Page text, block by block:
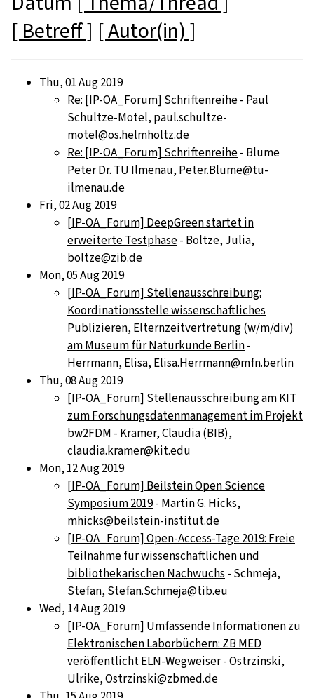
[ Betreff ] [ Autor(in) ]
Thu, 01 Aug 2019
Re: [IP-OA_Forum] Schriftenreihe- Paul
Schultze-Motel, paul.schultze-
motel@os.helmholtz.de
Re: [IP-OA_Forum] Schriftenreihe- Blume
Peter Dr. TU Ilmenau, Peter.Blume@tu-
ilmenau.de
Fri, 02 Aug 2019
[IP-OA_Forum] DeepGreen startet in
erweiterte Testphase- Boltze, Julia,
boltze@zib.de
Mon, 05 Aug 2019
[IP-OA_Forum] Stellenausschreibung:
Koordinationsstelle wissenschaftliches
Publizieren, Elternzeitvertretung (w/m/div)
am Museum für Naturkunde Berlin-
Herrmann, Elisa, Elisa.Herrmann@mfn.berlin
Thu, 08 Aug 2019
[IP-OA_Forum] Stellenausschreibung am KIT
zum Forschungsdatenmanagement im Projekt
bw2FDM - Kramer, Claudia (BIB),
claudia.kramer@kit.edu
Mon, 12 Aug 2019
[IP-OA_Forum] Beilstein Open Science
Symposium 2019- Martin G. Hicks,
mhicks@beilstein-institut.de
[IP-OA_Forum] Open-Access-Tage 2019: Freie
Teilnahme für wissenschaftlichen und
bibliothekarischen Nachwuchs - Schmeja,
Stefan, Stefan.Schmeja@tib.eu
Wed, 14 Aug 2019
[IP-OA_Forum] Umfassende Informationen zu
Elektronischen Laborbüchern: ZB MED
veröffentlicht ELN-Wegweiser- Ostrzinski,
Ulrike, Ostrzinski@zbmed.de